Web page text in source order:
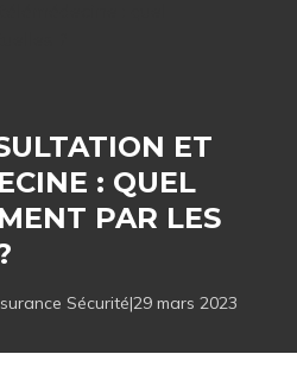
ET
: QUEL
PAR LES
Sécurité|29 mars 2023